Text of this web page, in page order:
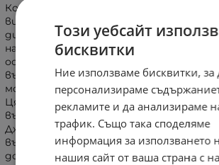
Кожен калъф, тип тефтер, изработен
висококачествена кожа. Стилен и
дизайн. Тефтерът е със скрит магнит,
на който предното капаче прилепва
основата на калъфа. Силиконовотο
вътрешната страна гарантира
мобилното устройство при изпускане
Цялостна защита за телефона.
възможност да мине в удобна
Джобче за кредитни карти и
вътрешната страна на предния
до всички бутони и изходи на
Този уебсайт
бисквитки
Ние използваме бисквитки, за
персонализираме
рекламите и да анализираме
трафик. Също така споделяме
информация за използването
нашия сайт от ваша страна с